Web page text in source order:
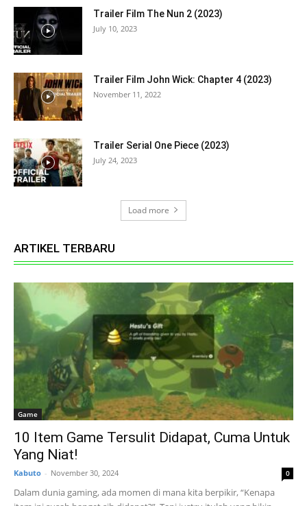
Trailer Film The Nun 2 (2023)
July 10, 2023
Trailer Film John Wick: Chapter 4 (2023)
November 11, 2022
Trailer Serial One Piece (2023)
July 24, 2023
Load more
ARTIKEL TERBARU
Game
10 Item Game Tersulit Didapat, Cuma Untuk
Yang Niat!
Kabuto - November 30, 2024 0
Dalam dunia gaming, ada momen di mana kita berpikir, “Kenapa